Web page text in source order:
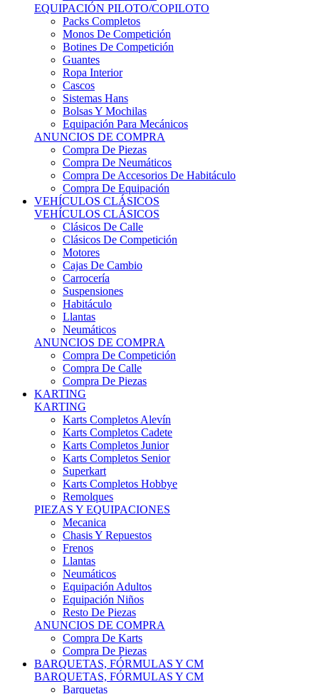
EQUIPACIÓN PILOTO/COPILOTO
Packs Completos
Monos De Competición
Botines De Competición
Guantes
Ropa Interior
Cascos
Sistemas Hans
Bolsas Y Mochilas
Equipación Para Mecánicos
ANUNCIOS DE COMPRA
Compra De Piezas
Compra De Neumáticos
Compra De Accesorios De Habitáculo
Compra De Equipación
VEHÍCULOS CLÁSICOS
VEHÍCULOS CLÁSICOS
Clásicos De Calle
Clásicos De Competición
Motores
Cajas De Cambio
Carrocería
Suspensiones
Habitáculo
Llantas
Neumáticos
ANUNCIOS DE COMPRA
Compra De Competición
Compra De Calle
Compra De Piezas
KARTING
KARTING
Karts Completos Alevín
Karts Completos Cadete
Karts Completos Junior
Karts Completos Senior
Superkart
Karts Completos Hobbye
Remolques
PIEZAS Y EQUIPACIONES
Mecanica
Chasis Y Repuestos
Frenos
Llantas
Neumáticos
Equipación Adultos
Equipación Niños
Resto De Piezas
ANUNCIOS DE COMPRA
Compra De Karts
Compra De Piezas
BARQUETAS, FÓRMULAS Y CM
BARQUETAS, FÓRMULAS Y CM
Barquetas